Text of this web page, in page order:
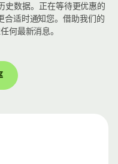
史数据。正在等待更优惠的
合适时通知您。借助我们的
何最新消息。